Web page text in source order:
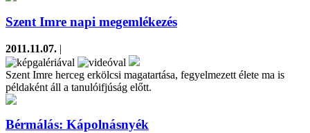
Szent Imre napi megemlékezés
2011.11.07. |
Szent Imre herceg erkölcsi magatartása, fegyelmezett élete ma is
példaként áll a tanulóifjúság előtt.
Bérmálás: Kápolnásnyék